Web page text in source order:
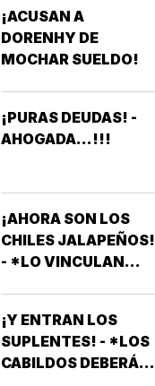
DE VERACRUZ
DENUNCIAN
APAGONES
AFECTAN
ELEVADORES,
APARATOS
ELÉCTRICOS
¡ACUSAN A
DORENHY DE
MOCHAR SUELDO!
¡PURAS DEUDAS! -
AHOGADA...!!!
¡AHORA SON LOS
CHILES JALAPEÑOS!
- *LO VINCULAN
¡Y ENTRAN LOS
SUPLENTES! - *LOS
CABILDOS DEBERÁN